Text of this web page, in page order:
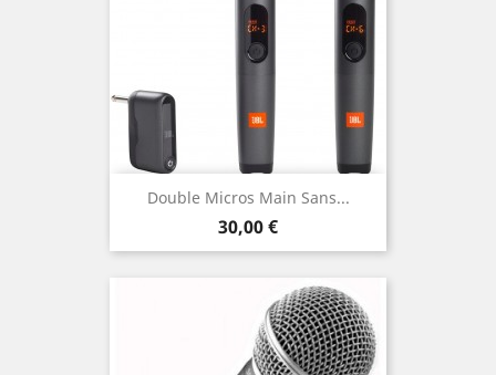
Double Micros Main Sans...
Prix
30,00 €